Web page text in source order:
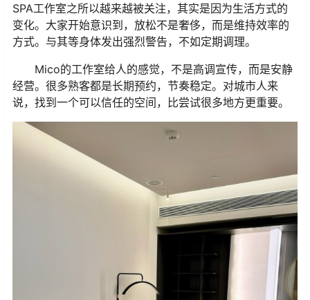
SPA工作室之所以越来越被关注，其实是因为生活方式的
变化。大家开始意识到，放松不是奢侈，而是维持效率的
方式。与其等身体发出强烈警告，不如定期调理。
Mico的工作室给人的感觉，不是高调宣传，而是安静
经营。很多熟客都是长期预约，节奏稳定。对城市人来
说，找到一个可以信任的空间，比尝试很多地方更重要。